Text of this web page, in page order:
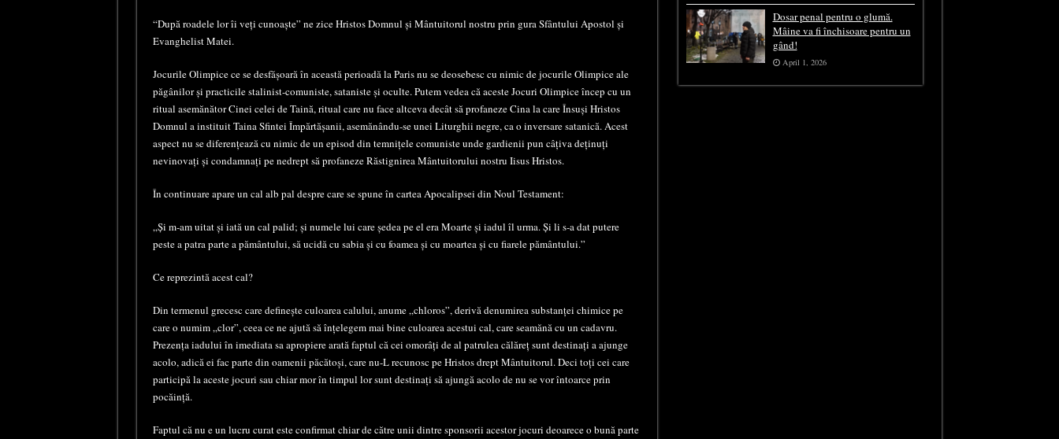
“După roadele lor îi veți cunoaște” ne zice Hristos Domnul și Mântuitorul nostru prin gura Sfântului Apostol și
Evanghelist Matei.
Jocurile Olimpice ce se desfășoară în această perioadă la Paris nu se deosebesc cu nimic de jocurile Olimpice ale
păgânilor și practicile stalinist-comuniste, sataniste și oculte. Putem vedea că aceste Jocuri Olimpice încep cu un
ritual asemănător Cinei celei de Taină, ritual care nu face altceva decât să profaneze Cina la care Însuși Hristos
Domnul a instituit Taina Sfintei Împărtășanii, asemănându-se unei Liturghii negre, ca o inversare satanică. Acest
aspect nu se diferențează cu nimic de un episod din temnițele comuniste unde gardienii pun câțiva deținuți
nevinovați și condamnați pe nedrept să profaneze Răstignirea Mântuitorului nostru Iisus Hristos.
În continuare apare un cal alb pal despre care se spune în cartea Apocalipsei din Noul Testament:
„Și m-am uitat și iată un cal palid; și numele lui care ședea pe el era Moarte și iadul îl urma. Și li s-a dat putere
peste a patra parte a pământului, să ucidă cu sabia și cu foamea și cu moartea și cu fiarele pământului.”
Ce reprezintă acest cal?
Din termenul grecesc care definește culoarea calului, anume „chloros”, derivă denumirea substanței chimice pe
care o numim „clor”, ceea ce ne ajută să înțelegem mai bine culoarea acestui cal, care seamănă cu un cadavru.
Prezența iadului în imediata sa apropiere arată faptul că cei omorâți de al patrulea călăreț sunt destinați a ajunge
acolo, adică ei fac parte din oamenii păcătoși, care nu-L recunosc pe Hristos drept Mântuitorul. Deci toți cei care
participă la aceste jocuri sau chiar mor în timpul lor sunt destinați să ajungă acolo de nu se vor întoarce prin
pocăință.
Faptul că nu e un lucru curat este confirmat chiar de către unii dintre sponsorii acestor jocuri deoarece o bună parte
Dosar penal pentru o glumă.
Mâine va fi închisoare pentru un
gând!
April 1, 2026